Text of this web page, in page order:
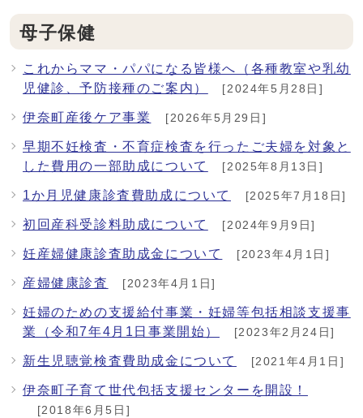
母子保健
これからママ・パパになる皆様へ（各種教室や乳幼
児健診、予防接種のご案内）
[2024年5月28日]
伊奈町産後ケア事業 [2026年5月29日]
早期不妊検査・不育症検査を行ったご夫婦を対象と
した費用の一部助成について
[2025年8月13日]
1か月児健康診査費助成について [2025年7月18日]
初回産科受診料助成について [2024年9月9日]
妊産婦健康診査助成金について [2023年4月1日]
産婦健康診査 [2023年4月1日]
妊婦のための支援給付事業・妊婦等包括相談支援事
業（令和7年4月1日事業開始）
[2023年2月24日]
新生児聴覚検査費助成金について [2021年4月1日]
伊奈町子育て世代包括支援センターを開設！
[2018年6月5日]